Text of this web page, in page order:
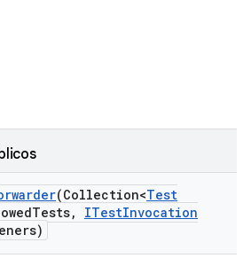
(Collection<Test
Tests, ITestInvocation